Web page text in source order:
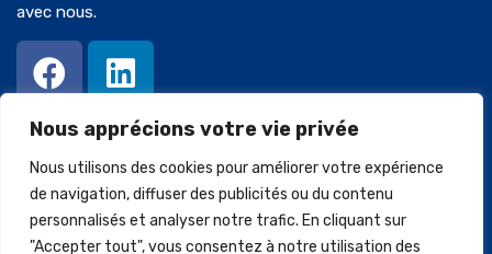
Nous apprécions votre vie privée
Nous utilisons des cookies pour améliorer votre expérience
de navigation, diffuser des publicités ou du contenu
personnalisés et analyser notre trafic. En cliquant sur
"Accepter tout", vous consentez à notre utilisation des
avec nous.
© 2023 Avocats-Chaperot-Wein. Tous droits réservés. Créé par